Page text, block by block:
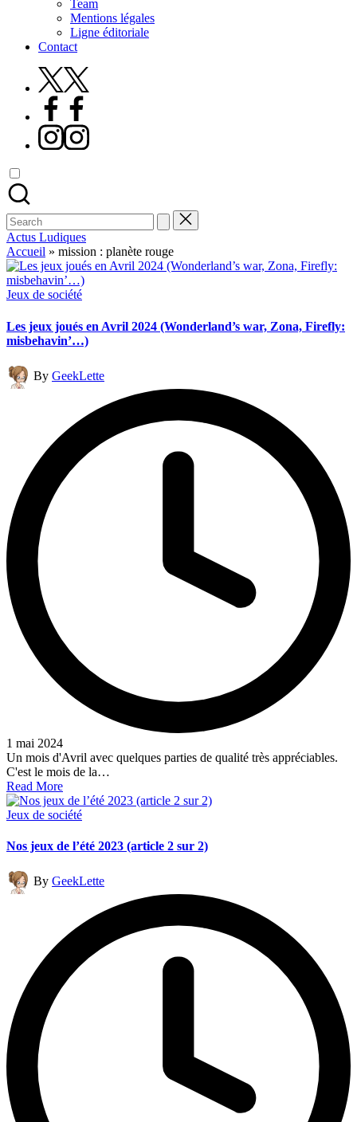
Team
Mentions légales
Ligne éditoriale
Contact
X
Facebook
Instagram
Search
for:
Actus Ludiques
Accueil » mission : planète rouge
Posted
Jeux de société
Les jeux joués en Avril 2024 (Wonderland’s war, Zona, Firefly:
misbehavin’…)
Posted
by
By GeekLette
1 mai 2024
Un mois d'Avril avec quelques parties de qualité très appréciables.
C'est le mois de la…
Read More
Posted
Jeux de société
Nos jeux de l’été 2023 (article 2 sur 2)
Posted
by
By GeekLette